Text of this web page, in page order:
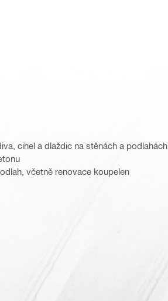
cihel a dlaždic na stěnách a podlahách
včetně renovace koupelen